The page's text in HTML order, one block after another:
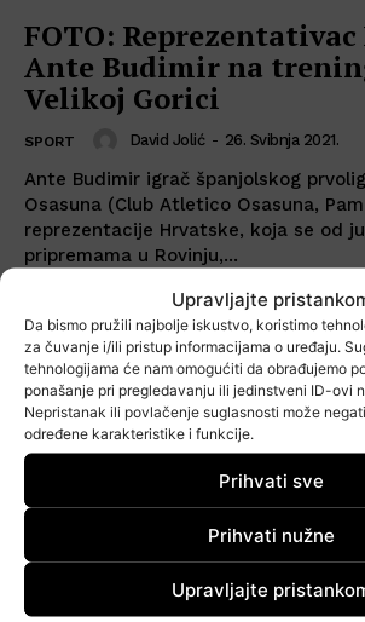
Upravljajte
Da bismo pružili najbolje iskustvo, koristimo
za čuvanje i/ili pristup informacijama o uređaju.
tehnologijama će nam omogućiti da obrađujemo
ponašanje pri pregledavanju ili jedinstveni ID-ovi
Nepristanak ili povlačenje suglasnosti može
određene karakteristike i funkcije.
Prihvati sve
Prihvati nužne
Upravljajte
FOTO:
Ante Budimir na
Velikoj Gorici
SPORT David Jolić - 26. Svibnja 2021.
Ante Budimir igrač španjolskog
Osasuna (Club Atletico Osasuna,
reprezentacije Hrvatske, koja se od
pripremama u Rovinju,...